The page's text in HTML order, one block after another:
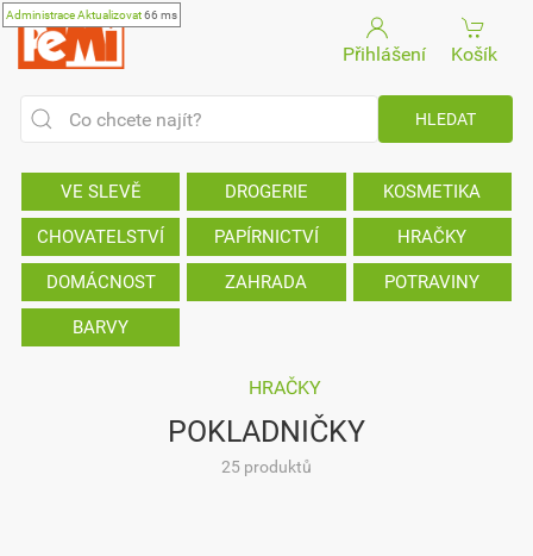
AdministraceAktualizovat66 ms
Přihlášení Košík
VE SLEVĚ DROGERIE KOSMETIKA
CHOVATELSTVÍ PAPÍRNICTVÍ HRAČKY
DOMÁCNOST ZAHRADA POTRAVINY
BARVY
HRAČKY
POKLADNIČKY
25 produktů